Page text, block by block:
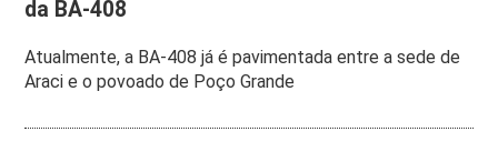
da BA-408
Atualmente, a BA-408 já é pavimentada entre a sede de
Araci e o povoado de Poço Grande